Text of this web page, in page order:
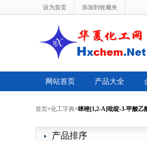
设为首页 添加到收藏夹
网站首页 产品大全
首页>化工字典>咪唑[1,2-A]吡啶-3-甲酸乙
产品排序